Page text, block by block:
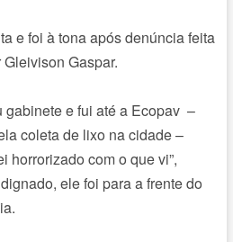
e foi à tona após denúncia feita
Gaspar.
gabinete e fui até a Ecopav –
coleta de lixo na cidade –
horrorizado com o que vi”,
ele foi para a frente do